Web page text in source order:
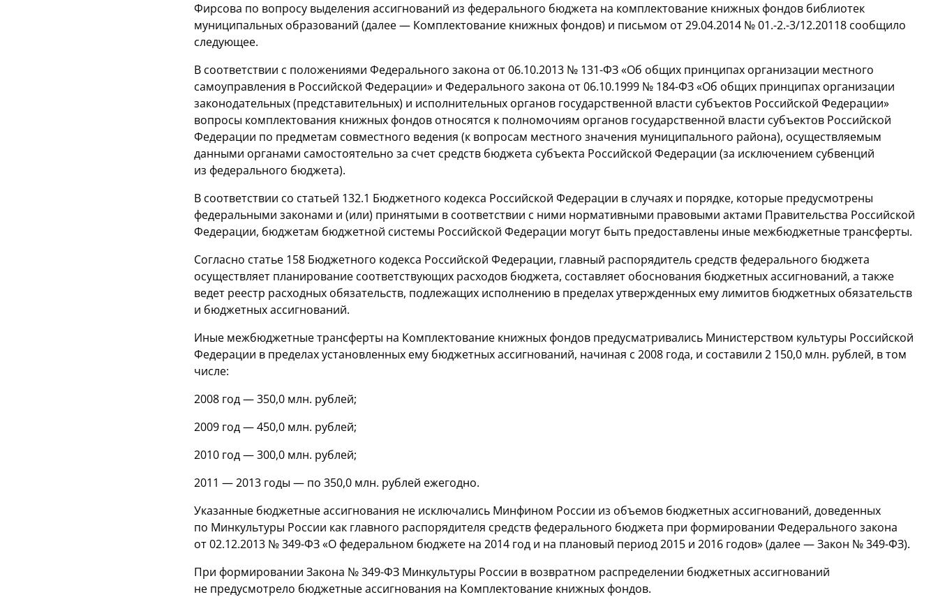
Фирсова по вопросу выделения ассигнований из федерального бюджета на комплектование книжных фондов библиотек
муниципальных образований (далее — Комплектование книжных фондов) и письмом от 29.04.2014 № 01.-2.-3/12.20118 сообщило
следующее.
В соответствии с положениями Федерального закона от 06.10.2013 № 131-ФЗ«Об общих принципах организации местного
самоуправления в Российской Федерации» и Федерального закона от 06.10.1999 № 184-ФЗ«Об общих принципах организации
законодательных (представительных) и исполнительных органов государственной власти субъектов Российской Федерации»
вопросы комплектования книжных фондов относятся к полномочиям органов государственной власти субъектов Российской
Федерации по предметам совместного ведения (к вопросам местного значения муниципального района), осуществляемым
данными органами самостоятельно за счет средств бюджета субъекта Российской Федерации (за исключением субвенций
из федерального бюджета).
В соответствии со статьей 132.1 Бюджетного кодекса Российской Федерации в случаях и порядке, которые предусмотрены
федеральными законами и (или) принятыми в соответствии с ними нормативными правовыми актами Правительства Российской
Федерации, бюджетам бюджетной системы Российской Федерации могут быть предоставлены иные межбюджетные трансферты.
Согласно статье 158 Бюджетного кодекса Российской Федерации, главный распорядитель средств федерального бюджета
осуществляет планирование соответствующих расходов бюджета, составляет обоснования бюджетных ассигнований, а также
ведет реестр расходных обязательств, подлежащих исполнению в пределах утвержденных ему лимитов бюджетных обязательств
и бюджетных ассигнований.
Иные межбюджетные трансферты на Комплектование книжных фондов предусматривались Министерством культуры Российской
Федерации в пределах установленных ему бюджетных ассигнований, начиная с 2008 года, и составили 2 150,0 млн. рублей, в том
числе:
2008 год — 350,0 млн. рублей;
2009 год — 450,0 млн. рублей;
2010 год — 300,0 млн. рублей;
2011 — 2013 годы — по 350,0 млн. рублей ежегодно.
Указанные бюджетные ассигнования не исключались Минфином России из объемов бюджетных ассигнований, доведенных
по Минкультуры России как главного распорядителя средств федерального бюджета при формировании Федерального закона
от 02.12.2013 №349-ФЗ«О федеральном бюджете на 2014 год и на плановый период 2015 и 2016 годов» (далее — Закон №349-ФЗ).
При формировании Закона №349-ФЗ Минкультуры России в возвратном распределении бюджетных ассигнований
не предусмотрело бюджетные ассигнования на Комплектование книжных фондов.